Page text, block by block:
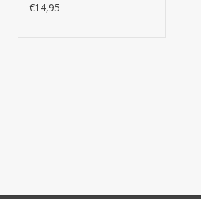
€14,95